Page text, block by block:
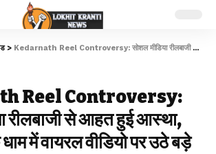
> Kedarnath Reel Controversy: सोशल मीडिया रीलबाजी से आहत हुई आस्था, बाबा केदार के धाम में वायरल वीडियो पर उठे बड़े सवाल
Reel Controversy:
रीलबाजी से आहत हुई आस्था,
में वायरल वीडियो पर उठे बड़े